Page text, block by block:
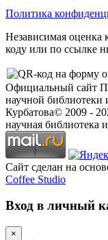
Политика
Независимая оценка
коду или по ссылке
Официальный сайт
научной библиотеки
Курбатова© 2009 -
научная библиотека
Сайт сделан на
Coffee Studio
Вход в личный
×